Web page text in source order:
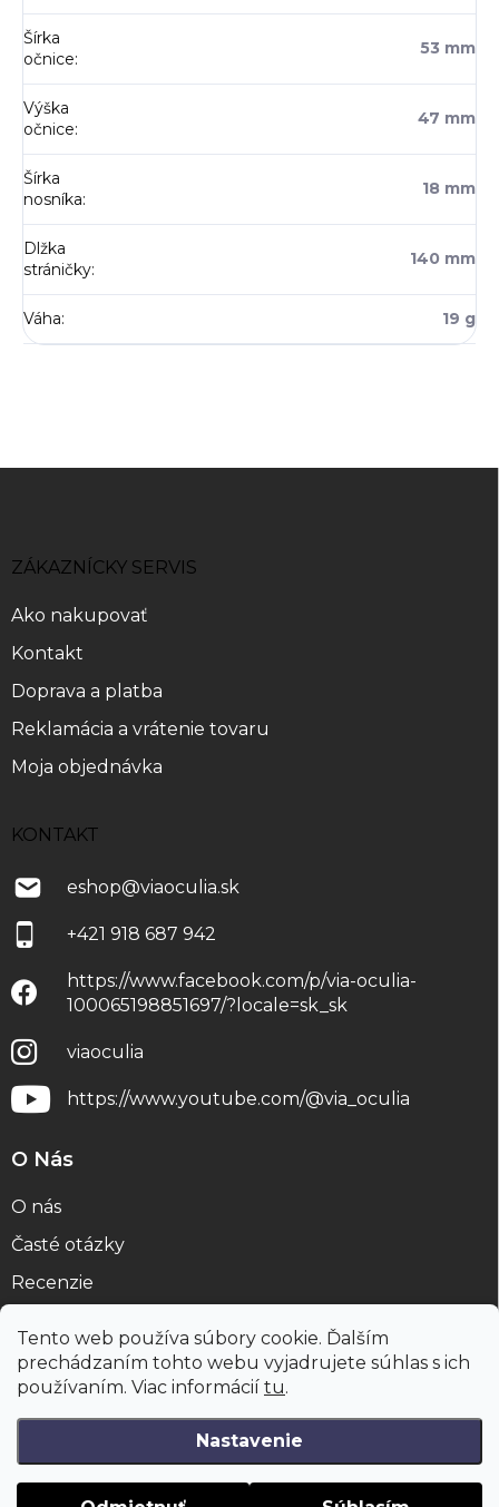
Tento web používa súbory cookie. Ďalším
prechádzaním tohto webu vyjadrujete súhlas s ich
používaním. Viac informácií tu.
Nastavenie
Šírka
očnice:
53 mm
Výška
očnice:
47 mm
Šírka
nosníka:
18 mm
Dlžka
stráničky:
140 mm
Váha: 19 g
e
ZÁKAZNÍCKY SERVIS
Ako nakupovať
Kontakt
Doprava a platba
Reklamácia a vrátenie tovaru
Moja objednávka
KONTAKT
eshop@viaoculia.sk
+421 918 687 942
https://www.facebook.com/p/via-oculia-
100065198851697/?locale=sk_sk
viaoculia
https://www.youtube.com/@via_oculia
O Nás
O nás
Časté otázky
Recenzie
viaoculia.sk. Všetky práva vyhradené.
nastavenie cookies